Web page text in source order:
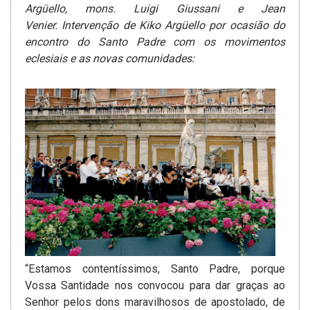
Argüello, mons. Luigi Giussani e Jean
Venier. Intervenção de Kiko Argüello por ocasião do
encontro do Santo Padre com os movimentos
eclesiais e as novas comunidades:
“Estamos contentíssimos, Santo Padre, porque
Vossa Santidade nos convocou para dar graças ao
Senhor pelos dons maravilhosos de apostolado, de